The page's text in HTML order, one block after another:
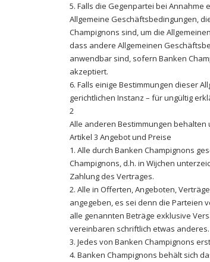
5. Falls die Gegenpartei bei
Allgemeine Geschäftsbedingungen,
Champignons sind, um die
dass andere Allgemeinen
anwendbar sind, sofern Banken
akzeptiert.
6. Falls einige Bestimmungen dieser
gerichtlichen Instanz – für ungültig
2
Alle anderen Bestimmungen
Artikel 3 Angebot und Preise
1. Alle durch Banken Champignons
Champignons, d.h. in Wijchen
Zahlung des Vertrages.
2. Alle in Offerten, Angeboten,
angegeben, es sei denn die Parteien
alle genannten Beträge exklusive
vereinbaren schriftlich etwas anderes.
3. Jedes von Banken Champignons
4. Banken Champignons behält sich